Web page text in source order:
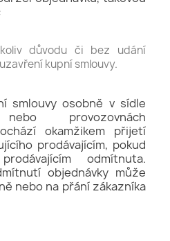
důvodu či bez udání
kupní smlouvy.
smlouvy osobně v sídle
provozovnách
okamžikem přijetí
prodávajícím, pokud
odmítnuta.
objednávky může
nebo na přání zákazníka